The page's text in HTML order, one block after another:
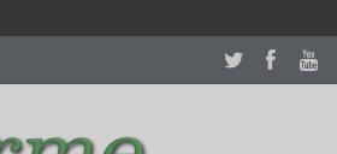
sale in usa recognized command with